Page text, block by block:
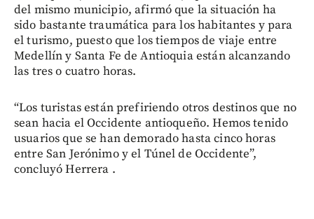
del mismo municipio, afirmó que la situación ha
sido bastante traumática para los habitantes y para
el turismo, puesto que los tiempos de viaje entre
Medellín y Santa Fe de Antioquia están alcanzando
las tres o cuatro horas.
“Los turistas están prefiriendo otros destinos que no
sean hacia el Occidente antioqueño. Hemos tenido
usuarios que se han demorado hasta cinco horas
entre San Jerónimo y el Túnel de Occidente”,
concluyó Herrera .